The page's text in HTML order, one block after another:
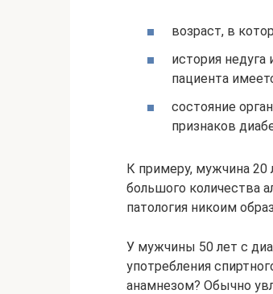
возраст, в
история
пациента
состояние
признаков
К примеру, мужчина 20
большого количества
патология никоим
У мужчины 50 лет с
употребления
анамнезом? Обычно